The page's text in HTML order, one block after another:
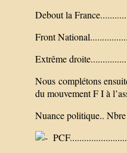
Debout la
Front
Extrême
Nous complétons
du mouvement F I à
Nuance politique..